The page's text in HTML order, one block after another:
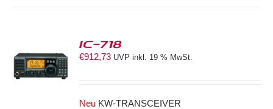
IC-718
€912,73 UVP inkl. 19 % MwSt.
Neu KW-TRANSCEIVER